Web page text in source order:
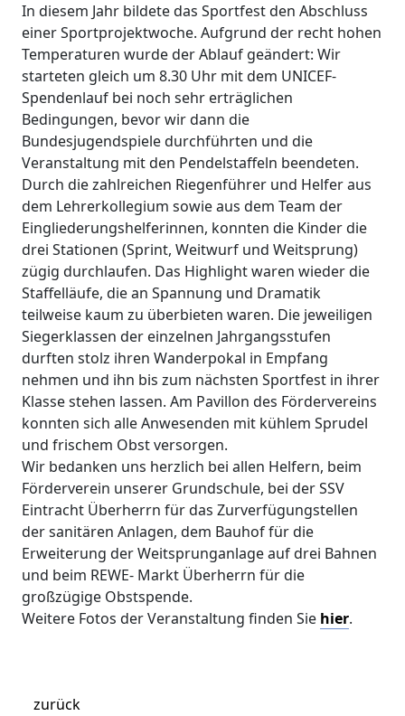
In diesem Jahr bildete das Sportfest den Abschluss
einer Sportprojektwoche. Aufgrund der recht hohen
Temperaturen wurde der Ablauf geändert: Wir
starteten gleich um 8.30 Uhr mit dem UNICEF-
Spendenlauf bei noch sehr erträglichen
Bedingungen, bevor wir dann die
Bundesjugendspiele durchführten und die
Veranstaltung mit den Pendelstaffeln beendeten.
Durch die zahlreichen Riegenführer und Helfer aus
dem Lehrerkollegium sowie aus dem Team der
Eingliederungshelferinnen, konnten die Kinder die
drei Stationen (Sprint, Weitwurf und Weitsprung)
zügig durchlaufen. Das Highlight waren wieder die
Staffelläufe, die an Spannung und Dramatik
teilweise kaum zu überbieten waren. Die jeweiligen
Siegerklassen der einzelnen Jahrgangsstufen
durften stolz ihren Wanderpokal in Empfang
nehmen und ihn bis zum nächsten Sportfest in ihrer
Klasse stehen lassen. Am Pavillon des Fördervereins
konnten sich alle Anwesenden mit kühlem Sprudel
und frischem Obst versorgen.
Wir bedanken uns herzlich bei allen Helfern, beim
Förderverein unserer Grundschule, bei der SSV
Eintracht Überherrn für das Zurverfügungstellen
der sanitären Anlagen, dem Bauhof für die
Erweiterung der Weitsprunganlage auf drei Bahnen
und beim REWE- Markt Überherrn für die
großzügige Obstspende.
Weitere Fotos der Veranstaltung finden Sie hier.
zurück